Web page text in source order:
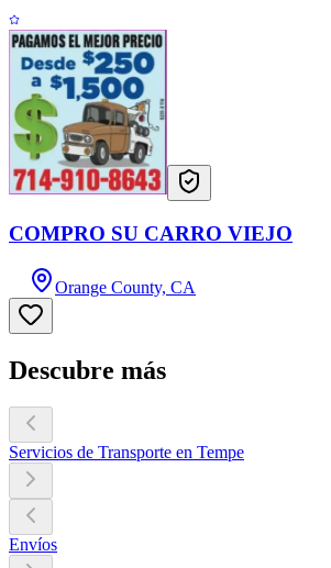
COMPRO SU CARRO VIEJO
Orange County, CA
Descubre más
Servicios de Transporte en Tempe
Envíos